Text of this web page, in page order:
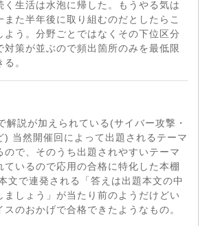
く生活は水泡に帰した。もうやる気は
また半年後に取り組むのだとしたらこ
よう。分野ごとではなくその下位区分
対策が並ぶので頻出箇所のみを最低限
。
解説が加えられている(サイバー攻撃・
) 当然開催回によって出題されるテーマ
ので、そのうち出題されやすいテーマ
ているので応用の合格に特化した本棚
文で連発される「答えは出題本文の中
ましょう」が当たり前のようだけどい
のおかげで合格できたようなもの。